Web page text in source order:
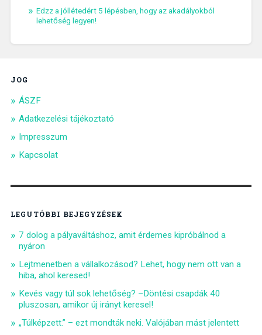
Edzz a jóllétedért 5 lépésben, hogy az akadályokból
lehetőség legyen!
JOG
ÁSZF
Adatkezelési tájékoztató
Impresszum
Kapcsolat
LEGUTÓBBI BEJEGYZÉSEK
7 dolog a pályaváltáshoz, amit érdemes kipróbálnod a
nyáron
Lejtmenetben a vállalkozásod? Lehet, hogy nem ott van a
hiba, ahol keresed!
Kevés vagy túl sok lehetőség? –Döntési csapdák 40
pluszosan, amikor új irányt keresel!
„Túlképzett.” – ezt mondták neki. Valójában mást jelentett